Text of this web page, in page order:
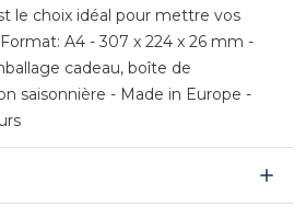
le choix idéal pour mettre vos
A4 - 307 x 224 x 26 mm -
cadeau, boîte de
saisonnière - Made in Europe -